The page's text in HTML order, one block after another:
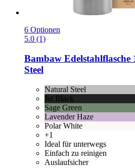
6 Optionen
5.0 (1)
Bambaw
Steel
Natural Steel
Jet Black
Sage Green
Lavender Haze
Polar White
+1
Ideal für unterwegs
Einfach zu reinigen
Auslaufsicher